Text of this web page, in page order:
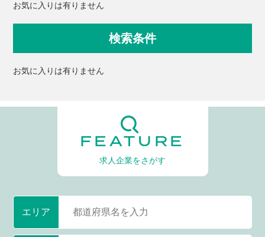
お気に入りは有りません
検索条件
お気に入りは有りません
FEATURE
求人企業をさがす
エリア